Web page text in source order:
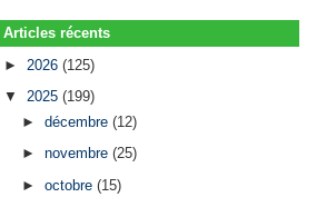
Articles récents
► 2026(125)
▼2025(199)
► décembre (12)
► novembre (25)
► octobre (15)